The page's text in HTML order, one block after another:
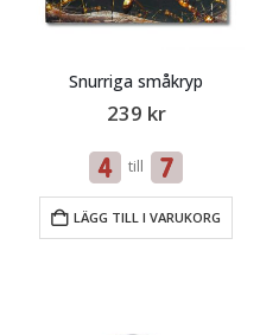
Snurriga småkryp
239 kr
till
LÄGG TILL I VARUKORG